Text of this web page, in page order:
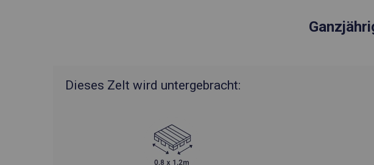
Dieses Zelt wird untergebracht: